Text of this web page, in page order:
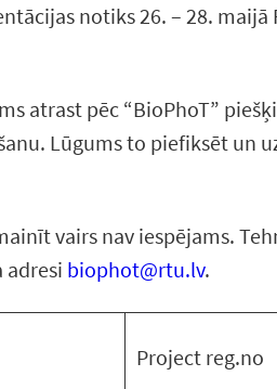
notiks 26. – 28.
atrast pēc “BioPhoT”
Lūgums to piefiksēt un
vairs nav iespējams.
adresi biophot@rtu.lv.
Project reg.no